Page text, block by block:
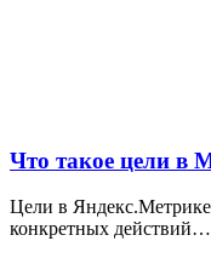
Что такое цели в
Цели в
конкретных действий…